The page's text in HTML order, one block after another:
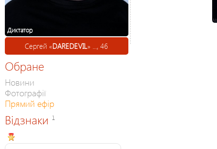
Диктатор
Сергей «DAREDEVIL» ..., 46
Обране
Новини
Фотографії
Прямий ефір
Відзнаки 1